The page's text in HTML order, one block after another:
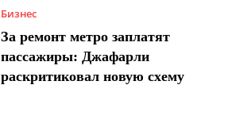
Бизнес
За ремонт метро заплатят
пассажиры: Джафарли
раскритиковал новую схему